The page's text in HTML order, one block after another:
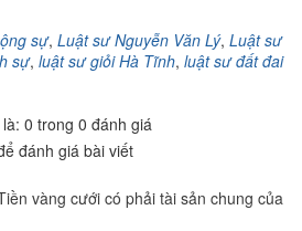
sự, Luật sư Nguyễn Văn Lý, Luật sư
sự, luật sư giỏi Hà Tĩnh, luật sư đất đai
0 trong 0 đánh giá
đánh giá bài viết
vàng cưới có phải tài sản chung của